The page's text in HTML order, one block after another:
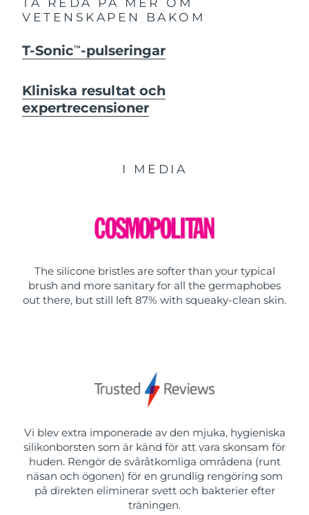
VETENSKAPEN BAKOM
T-SonicTM -pulseringar
Kliniska resultat och
expertrecensioner
I MEDIA
The silicone bristles are softer than your typical
brush and more sanitary for all the germaphobes
out there, but still left 87% with squeaky-clean skin.
Vi blev extra imponerade av den mjuka, hygieniska
silikonborsten som är känd för att vara skonsam för
huden. Rengör de svåråtkomliga områdena (runt
näsan och ögonen) för en grundlig rengöring som
på direkten eliminerar svett och bakterier efter
träningen.